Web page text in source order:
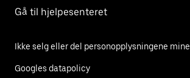
Gå til hjelpesenteret
Ikke selg eller del personopplysningene mine
Googles datapolicy